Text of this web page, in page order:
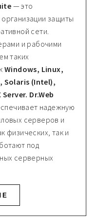
— это
защиты
сети.
и рабочими
таких
Windows, Linux,
Solaris (Intel),
Dr.Web
надежную
серверов и
физических, так и
под
серверных